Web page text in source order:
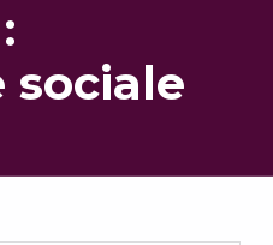
sociale